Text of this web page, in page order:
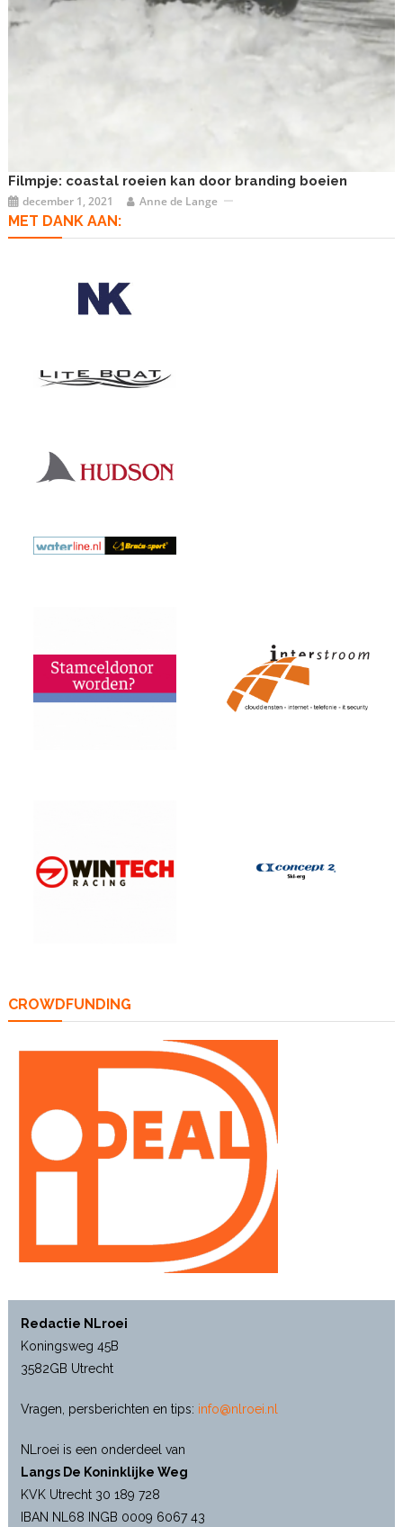
Filmpje: coastal roeien kan door branding boeien
december 1, 2021 Anne de Lange
MET DANK AAN:
CROWDFUNDING
Redactie NLroei
Koningsweg 45B
3582GB Utrecht
Vragen, persberichten en tips: info@nlroei.nl
NLroei is een onderdeel van
Langs De Koninklijke Weg
KVK Utrecht 30 189 728
IBAN NL68 INGB 0009 6067 43